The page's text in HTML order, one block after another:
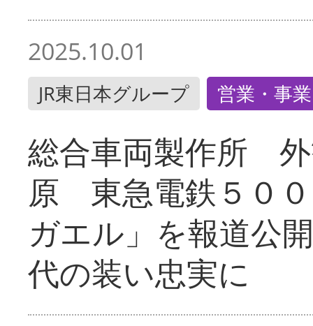
2025.10.01
JR東日本グループ 営業・事
総合車両製作所
原 東急電鉄５０
ガエル」を報道公
代の装い忠実に